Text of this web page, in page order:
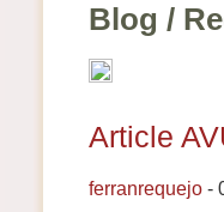
Blog /
Article
ferranrequejo-